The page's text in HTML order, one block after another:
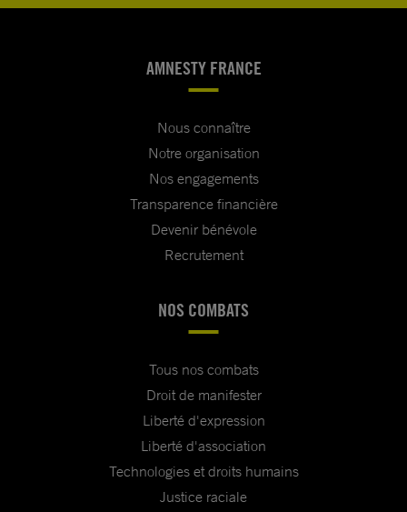
AMNESTY FRANCE
Nous connaître
Notre organisation
Nos engagements
Transparence financière
Devenir bénévole
Recrutement
NOS COMBATS
Tous nos combats
Droit de manifester
Liberté d'expression
Liberté d'association
Technologies et droits humains
Justice raciale